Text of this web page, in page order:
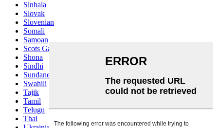
Sinhala
Slovak
Slovenian
Somali
Samoan
Scots Gaelic
Shona
Sindhi
Sundanese
Swahili
Tajik
Tamil
Telugu
Thai